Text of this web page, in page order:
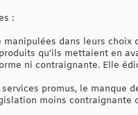
:
dans leurs choix
qu’ils mettaient en
ni contraignante. Elle
promus, le manque
moins contraignante